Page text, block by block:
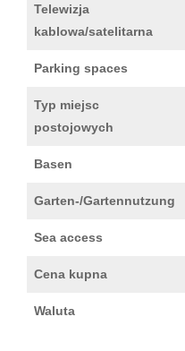
Telewizja
kablowa/satelitarna
Parking spaces
Typ miejsc
postojowych
Basen
Garten-/Gartennutzung
Sea access
Cena kupna
Waluta